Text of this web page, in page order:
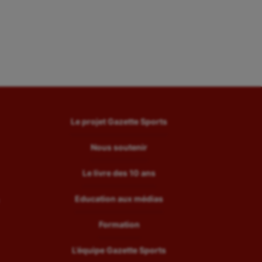
Le projet Gazette Sports
Nous soutenir
Le livre des 10 ans
Education aux médias
Formation
L’équipe Gazette Sports